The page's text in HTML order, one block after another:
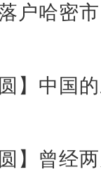
户哈密
】中国
】曾经